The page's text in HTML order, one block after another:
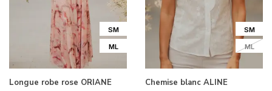
SM
ML
Longue robe rose ORIANE
SM
ML
Chemise blanc ALINE